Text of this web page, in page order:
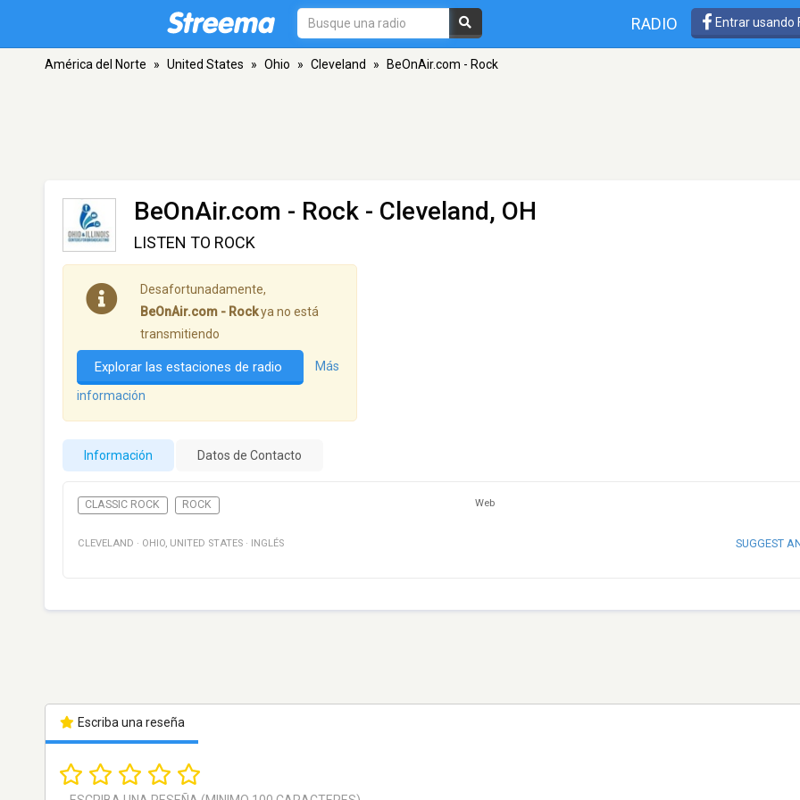
RADIO Entrar usando
América del Norte » United States » Ohio » Cleveland » BeOnAir.com - Rock
BeOnAir.com - Rock - Cleveland, OH
LISTEN TO ROCK
Desafortunadamente,
BeOnAir.com - Rockya no está
transmitiendo
Explorar las estaciones de radio Más
información
Información Datos de Contacto
CLASSIC ROCK ROCK Web
CLEVELAND · OHIO, UNITED STATES · INGLÉS SUGGEST
Escriba una reseña